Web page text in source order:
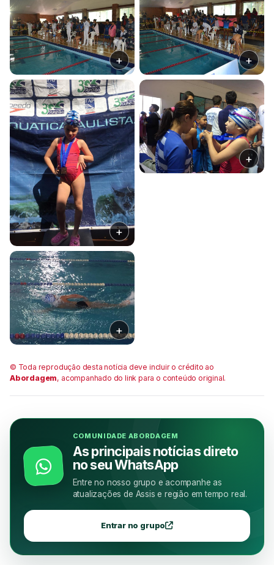
© Toda reprodução desta notícia deve incluir o crédito ao
Abordagem, acompanhado do link para o conteúdo original.
COMUNIDADE ABORDAGEM
As principais notícias direto
no seu WhatsApp
Entre no nosso grupo e acompanhe as
atualizações de Assis e região em tempo real.
Entrar no grupo